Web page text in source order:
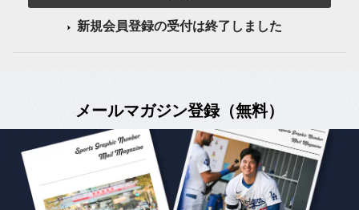
新規会員登録の受付は終了しました
メールマガジン登録（無料）